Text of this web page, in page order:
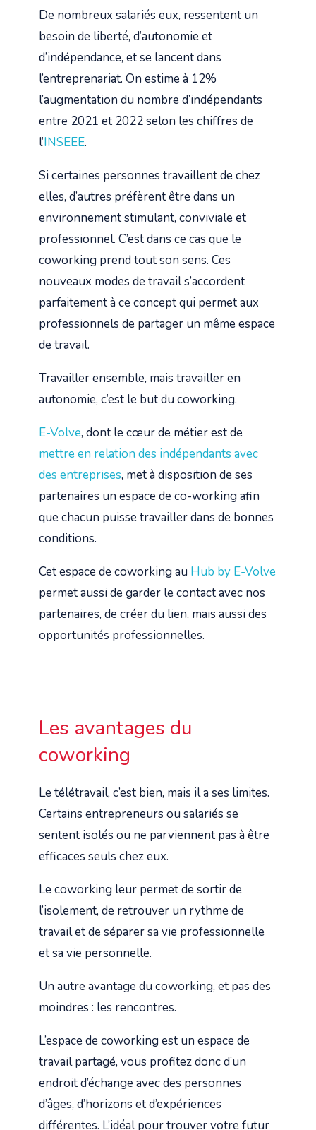
De nombreux salariés eux, ressentent un
besoin de liberté, d’autonomie et
d’indépendance, et se lancent dans
l’entreprenariat. On estime à 12%
l’augmentation du nombre d’indépendants
entre 2021 et 2022 selon les chiffres de
l’INSEEE.
Si certaines personnes travaillent de chez
elles, d’autres préfèrent être dans un
environnement stimulant, conviviale et
professionnel. C’est dans ce cas que le
coworking prend tout son sens. Ces
nouveaux modes de travail s’accordent
parfaitement à ce concept qui permet aux
professionnels de partager un même espace
de travail.
Travailler ensemble, mais travailler en
autonomie, c’est le but du coworking.
E-Volve, dont le cœur de métier est de
mettre en relation des indépendants avec
des entreprises, met à disposition de ses
partenaires un espace de co-working afin
que chacun puisse travailler dans de bonnes
conditions.
Cet espace de coworking au Hub by E-Volve
permet aussi de garder le contact avec nos
partenaires, de créer du lien, mais aussi des
opportunités professionnelles.
Les avantages du
coworking
Le télétravail, c’est bien, mais il a ses limites.
Certains entrepreneurs ou salariés se
sentent isolés ou ne parviennent pas à être
efficaces seuls chez eux.
Le coworking leur permet de sortir de
l’isolement, de retrouver un rythme de
travail et de séparer sa vie professionnelle
et sa vie personnelle.
Un autre avantage du coworking, et pas des
moindres : les rencontres.
L’espace de coworking est un espace de
travail partagé, vous profitez donc d’un
endroit d’échange avec des personnes
d’âges, d’horizons et d’expériences
différentes. L’idéal pour trouver votre futur